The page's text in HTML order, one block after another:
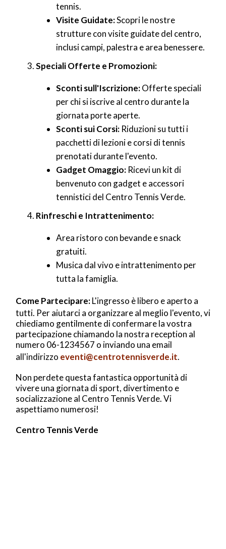
tennis.
Visite Guidate:Scopri le nostre
strutture con visite guidate del centro,
inclusi campi, palestra e area benessere.
Speciali Offerte e Promozioni:
Sconti sull'Iscrizione:Offerte speciali
per chi si iscrive al centro durante la
giornata porte aperte.
Sconti sui Corsi: Riduzioni su tutti i
pacchetti di lezioni e corsi di tennis
prenotati durante l'evento.
Gadget Omaggio: Ricevi un kit di
benvenuto con gadget e accessori
tennistici del Centro Tennis Verde.
Rinfreschi e Intrattenimento:
Area ristoro con bevande e snack
gratuiti.
Musica dal vivo e intrattenimento per
tutta la famiglia.
Come Partecipare:L'ingresso è libero e aperto a
tutti. Per aiutarci a organizzare al meglio l'evento, vi
chiediamo gentilmente di confermare la vostra
partecipazione chiamando la nostra reception al
numero 06-1234567 o inviando una email
all'indirizzo eventi@centrotennisverde.it.
Non perdete questa fantastica opportunità di
vivere una giornata di sport, divertimento e
socializzazione al Centro Tennis Verde. Vi
aspettiamo numerosi!
Centro Tennis Verde